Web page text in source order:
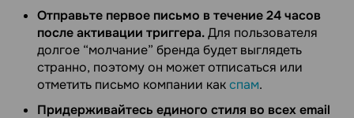
Отправьте первое письмо в течение 24 часов
после активации триггера.Для пользователя
долгое “молчание” бренда будет выглядеть
странно, поэтому он может отписаться или
отметить письмо компании какспам.
Придерживайтесь единого стиля во всех email